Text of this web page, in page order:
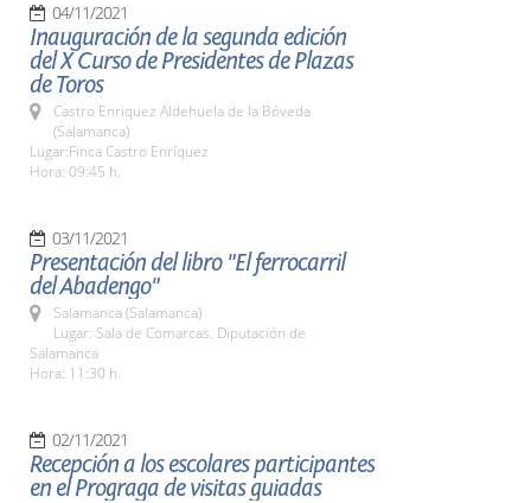
04/11/2021
Inauguración de la segunda edición
del X Curso de Presidentes de Plazas
de Toros
Castro Enriquez Aldehuela de la Bóveda
(Salamanca)
Lugar:Finca Castro Enríquez
Hora: 09:45 h.
03/11/2021
Presentación del libro "El ferrocarril
del Abadengo"
Salamanca (Salamanca)
Lugar: Sala de Comarcas. Diputación de
Salamanca
Hora: 11:30 h.
02/11/2021
Recepción a los escolares participantes
en el Prograga de visitas guiadas